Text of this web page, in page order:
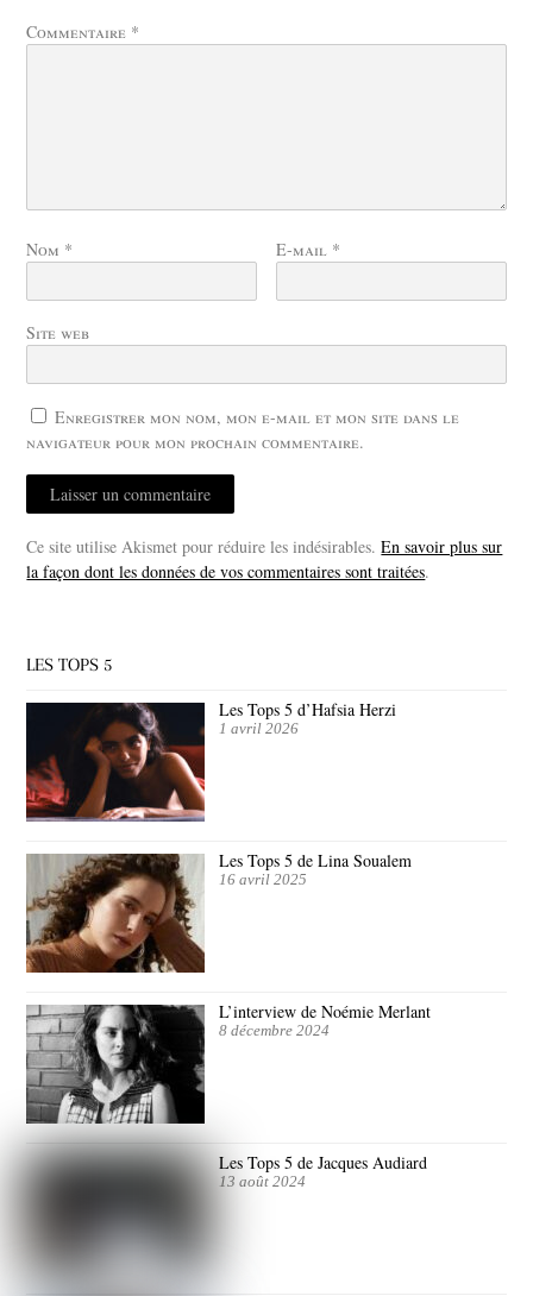
Commentaire *
Nom * E-mail *
Site web
Enregistrer mon nom, mon e-mail et mon site dans le
navigateur pour mon prochain commentaire.
Ce site utilise Akismet pour réduire les indésirables.En savoir plus sur
la façon dont les données de vos commentaires sont traitées.
LES TOPS 5
Les Tops 5 d’Hafsia Herzi
1 avril 2026
Les Tops 5 de Lina Soualem
16 avril 2025
L’interview de Noémie Merlant
8 décembre 2024
Les Tops 5 de Jacques Audiard
13 août 2024